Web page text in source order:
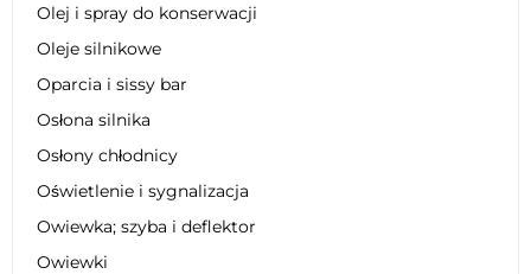
Olej i spray do konserwacji
Oleje silnikowe
Oparcia i sissy bar
Osłona silnika
Osłony chłodnicy
Oświetlenie i sygnalizacja
Owiewka; szyba i deflektor
Owiewki